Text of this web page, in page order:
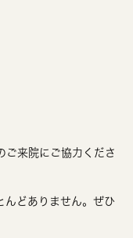
来院にご協力くださ
どありません。ぜひ